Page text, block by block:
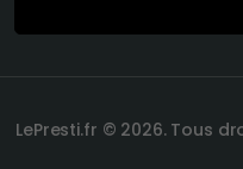
LePresti.fr © 2026. Tous